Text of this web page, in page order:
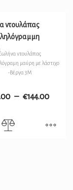
ντουλάπας
ντουλάπας
μαύρη με λάστιχο
-Βέργα 3M
– €144.00